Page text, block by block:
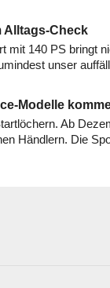
Alltags-Check
mit 140 PS bringt
unser
Modelle
Ab
Händlern. Die